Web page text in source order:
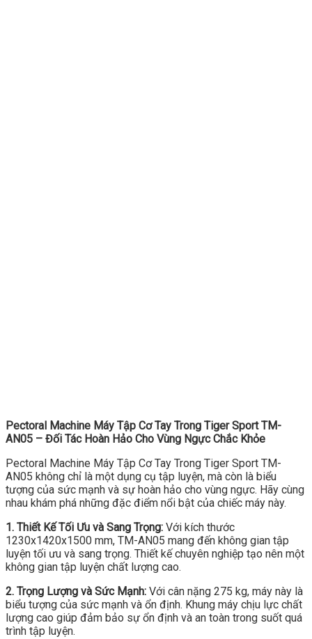
Pectoral Machine Máy Tập Cơ Tay Trong Tiger Sport TM-
AN05 – Đối Tác Hoàn Hảo Cho Vùng Ngực Chắc Khỏe
Pectoral Machine Máy Tập Cơ Tay Trong Tiger Sport TM-
AN05 không chỉ là một dụng cụ tập luyện, mà còn là biểu
tượng của sức mạnh và sự hoàn hảo cho vùng ngực. Hãy cùng
nhau khám phá những đặc điểm nổi bật của chiếc máy này.
1. Thiết Kế Tối Ưu và Sang Trọng: Với kích thước
1230x1420x1500 mm, TM-AN05 mang đến không gian tập
luyện tối ưu và sang trọng. Thiết kế chuyên nghiệp tạo nên một
không gian tập luyện chất lượng cao.
2. Trọng Lượng và Sức Mạnh: Với cân nặng 275 kg, máy này là
biểu tượng của sức mạnh và ổn định. Khung máy chịu lực chất
lượng cao giúp đảm bảo sự ổn định và an toàn trong suốt quá
trình tập luyện.